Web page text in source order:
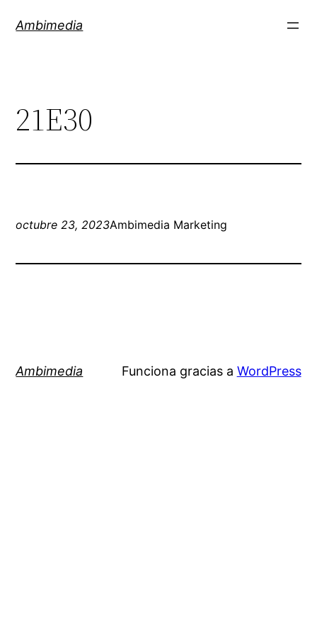
Ambimedia
21E30
octubre 23, 2023Ambimedia Marketing
Ambimedia Funciona gracias a WordPress